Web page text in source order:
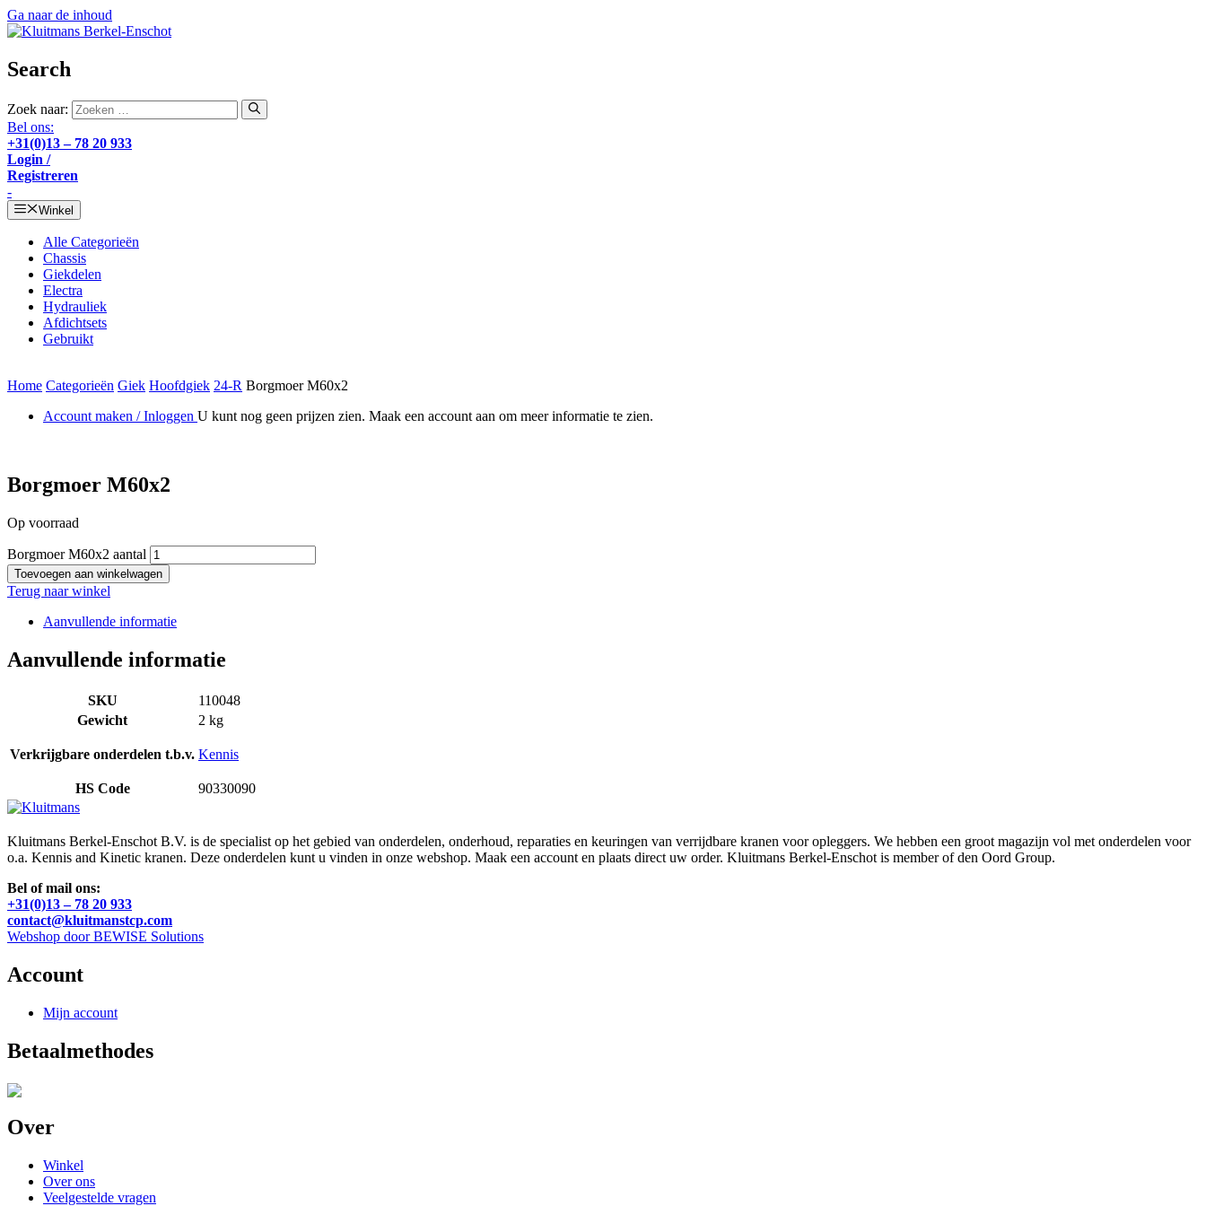
Ga naar de inhoud
Search
Zoek naar:
Bel ons:
+31(0)13 – 78 20 933
Login /
Registreren
-
Winkel
Alle Categorieën
Chassis
Giekdelen
Electra
Hydrauliek
Afdichtsets
Gebruikt
Home Categorieën Giek Hoofdgiek 24-R Borgmoer M60x2
Account maken / Inloggen U kunt nog geen prijzen zien. Maak een account aan om meer informatie te zien.
Borgmoer M60x2
Op voorraad
Borgmoer M60x2 aantal
Toevoegen aan winkelwagen
Terug naar winkel
Aanvullende informatie
Aanvullende informatie
SKU
110048
Gewicht
2 kg
Verkrijgbare onderdelen t.b.v. Kennis
HS Code 90330090
Kluitmans Berkel-Enschot B.V. is de specialist op het gebied van onderdelen, onderhoud, reparaties en keuringen van verrijdbare kranen voor opleggers. We hebben een groot magazijn vol met onderdelen voor
o.a. Kennis and Kinetic kranen. Deze onderdelen kunt u vinden in onze webshop. Maak een account en plaats direct uw order. Kluitmans Berkel-Enschot is member of den Oord Group.
Bel of mail ons:
+31(0)13 – 78 20 933
contact@kluitmanstcp.com
Webshop door BEWISE Solutions
Account
Mijn account
Betaalmethodes
Over
Winkel
Over ons
Veelgestelde vragen